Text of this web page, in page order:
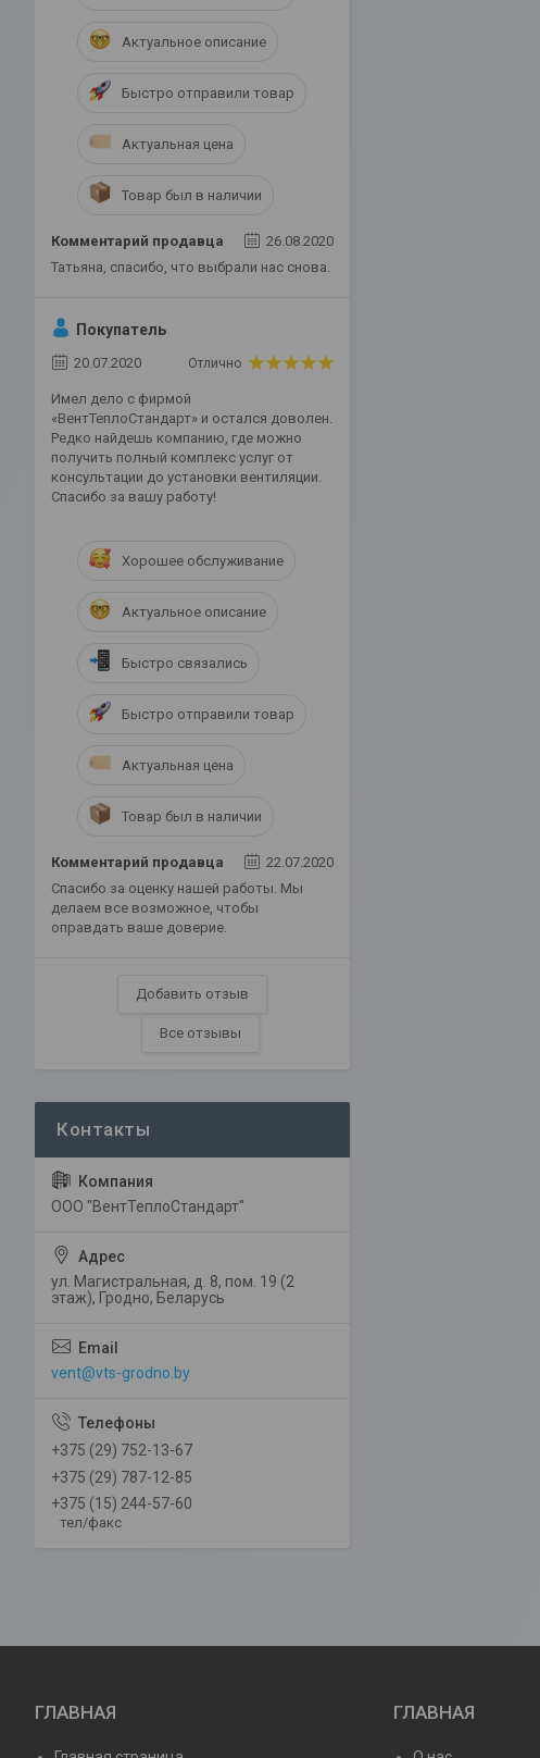
Актуальное описание
Быстро отправили товар
Актуальная цена
Товар был в наличии
Комментарий продавца
26.08.2020
Татьяна, спасибо, что выбрали нас снова.
Покупатель
20.07.2020 Отлично
Имел дело с фирмой
«ВентТеплоСтандарт» и остался доволен.
Редко найдешь компанию, где можно
получить полный комплекс услуг от
консультации до установки вентиляции.
Спасибо за вашу работу!
Хорошее обслуживание
Актуальное описание
Быстро связались
Быстро отправили товар
Актуальная цена
Товар был в наличии
Комментарий продавца
22.07.2020
Спасибо за оценку нашей работы. Мы
делаем все возможное, чтобы
оправдать ваше доверие.
Добавить отзыв
Все отзывы
ООО "ВентТеплоСтандарт"
ул. Магистральная, д. 8, пом. 19 (2
этаж), Гродно, Беларусь
vent@vts-grodno.by
+375 (29) 752-13-67
+375 (29) 787-12-85
+375 (15) 244-57-60
тел/факс
ГЛАВНАЯ ГЛАВНАЯ